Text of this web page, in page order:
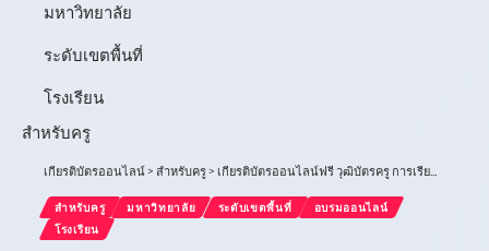
มหาวิทยาลัย
ระดับเขตพื้นที่
โรงเรียน
สำหรับครู
เกียรติบัตรออนไลน์> สำหรับครู> เกียรติบัตรออนไลน์ฟรี วุฒิบัตรครู การเรียนรู้ผ่านสื่อ อิเล็กทรอนิกส์ E-Learning หลักสูตร ปี 2567 15 หลักสูตร รับเกียรติบัตรจาก สพป.อุบลราชธานี เขต 4
สำหรับครู มหาวิทยาลัย ระดับเขตพื้นที่
อบรมออนไลน์
โรงเรียน